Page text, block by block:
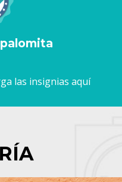
las insignias aquí